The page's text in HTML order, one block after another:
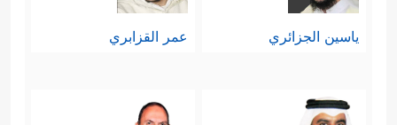
ياسين الجزائري عمر القزابري